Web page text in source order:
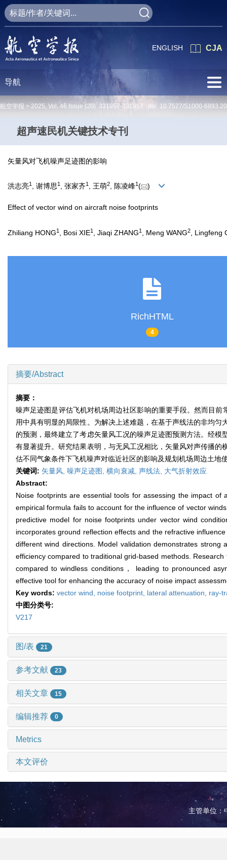
CJA
ENGLISH
导航
航空学报 > 2025, Vol. 46 Issue (20): 331957-331957 doi: 10.7527/S1000-
超声速民机关键技术专刊
矢量风对飞机噪声足迹图的影响
洪志亮1 , 谢博思1 , 张家齐1 , 王萌2, 陈凌峰1( )
Effect of vector wind on aircraft noise footprints
Zhiliang HONG1 , Bosi XIE1 , Jiaqi ZHANG1 , Meng WANG2 , Lingfeng
RichHTML
4
摘要/Abstract
摘要：
噪声足迹图是评估飞机对机场周边社区影响的重要手段。然而目
用中具有明显的局限性。为解决上述难题，在基于声线法的非均
的预测，最终建立了考虑矢量风工况的噪声足迹图预测方法。经
有显著提升。研究结果表明，与无风工况相比，矢量风对声传播
估不同气象条件下飞机噪声对临近社区的影响及规划机场周边土地
关键词: 矢量风, 噪声足迹图, 横向衰减, 声线法, 大气折射效应
Abstract:
Noise footprints are essential tools for assessing the impact
empirical formula fails to account for the influence of vector
predictive model for noise footprints under vector wind
incorporates ground reflection effects and the refractive
different wind directions. Model validation demonstrates
efficiency compared to traditional grid-based methods.
compared to windless conditions， leading to pronounced
effective tool for enhancing the accuracy of noise impact
Key words: vector wind, noise footprint, lateral attenuation, ray-
中图分类号:
V217
图/表 21
参考文献 23
相关文章 15
编辑推荐 0
Metrics
本文评价
主管单位：